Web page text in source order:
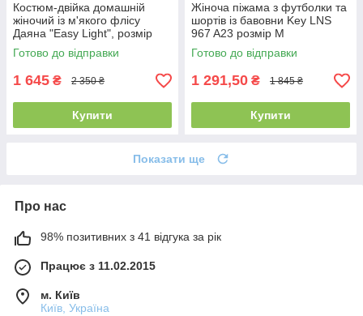
Костюм-двійка домашній
жіночий із м'якого флісу
Даяна "Easy Light", розмір
44-46
Готово до відправки
1 645 ₴ 2 350 ₴
Купити
Жіноча піжама з футболки та
шортів із бавовни Key LNS
967 A23 розмір М
Готово до відправки
1 291,50 ₴ 1 845 ₴
Купити
Показати ще
Про нас
98% позитивних з 41 відгука за рік
Працює з 11.02.2015
м. Київ
Київ, Україна